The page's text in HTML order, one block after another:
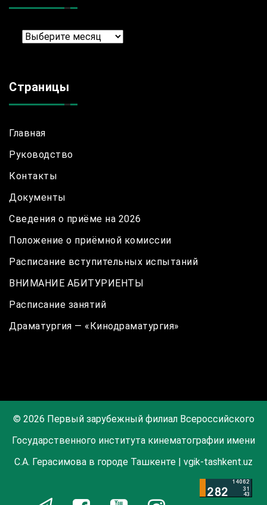
Архив
Страницы
Главная
Руководство
Контакты
Документы
Сведения о приёме на 2026
Положение о приёмной комиссии
Расписание вступительных испытаний
ВНИМАНИЕ АБИТУРИЕНТЫ
Расписание занятий
Драматургия — «Кинодраматургия»
© 2026 Первый зарубежный филиал Всероссийского
Государственного института кинематографии имени
С.А. Герасимова в городе Ташкенте | vgik-tashkent.uz